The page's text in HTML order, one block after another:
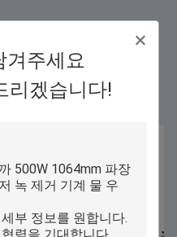
겨주세요
리겠습니다!
품